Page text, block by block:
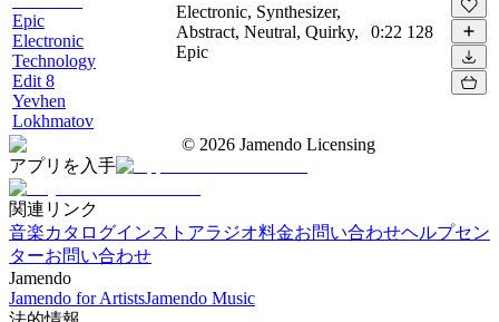
Epic
Electronic
Technology
Edit 8
Yevhen
Lokhmatov
Electronic, Synthesizer,
Abstract, Neutral, Quirky,
Epic
0:22 128
© 2026 Jamendo Licensing
アプリを入手
関連リンク
音楽カタログインストアラジオ料金お問い合わせヘルプセン
ターお問い合わせ
Jamendo
Jamendo for ArtistsJamendo Music